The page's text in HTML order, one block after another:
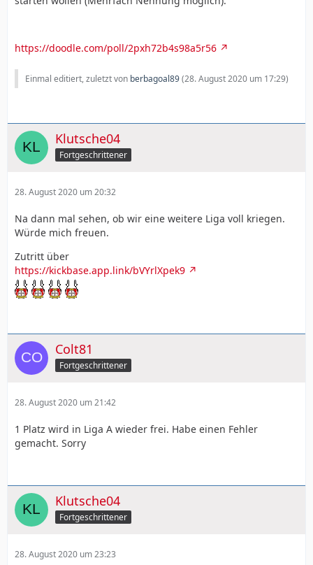
https://doodle.com/poll/2pxh72b4s98a5r56
Einmal editiert, zuletzt von berbagoal89(28. August 2020 um 17:29)
Klutsche04
Fortgeschrittener
28. August 2020 um 20:32
Na dann mal sehen, ob wir eine weitere Liga voll kriegen.
Würde mich freuen.
Zutritt über
https://kickbase.app.link/bVYrlXpek9
Colt81
Fortgeschrittener
28. August 2020 um 21:42
1 Platz wird in Liga A wieder frei. Habe einen Fehler
gemacht. Sorry
Klutsche04
Fortgeschrittener
28. August 2020 um 23:23